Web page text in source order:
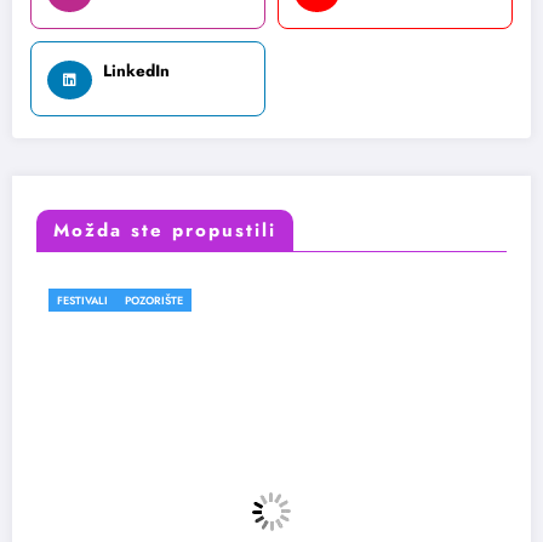
LinkedIn
Možda ste propustili